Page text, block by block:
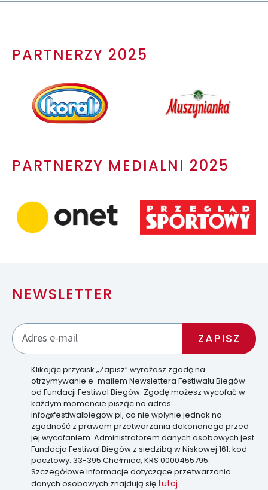
PARTNERZY 2025
PARTNERZY MEDIALNI 2025
NEWSLETTER
Klikając przycisk „Zapisz” wyrażasz zgodę na
otrzymywanie e-mailem Newslettera Festiwalu Biegów
od Fundacji Festiwal Biegów. Zgodę możesz wycofać w
każdym momencie pisząc na adres:
info@festiwalbiegow.pl, co nie wpłynie jednak na
zgodność z prawem przetwarzania dokonanego przed
jej wycofaniem. Administratorem danych osobowych jest
Fundacja Festiwal Biegów z siedzibą w Niskowej 161, kod
pocztowy: 33-395 Chełmiec, KRS 0000455795.
Szczegółowe informacje dotyczące przetwarzania
danych osobowych znajdują się tutaj.